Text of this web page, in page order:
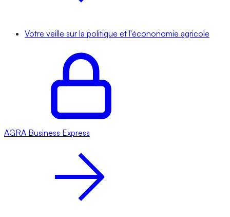
Votre veille sur la politique et l'écononomie agricole
AGRA Business Express